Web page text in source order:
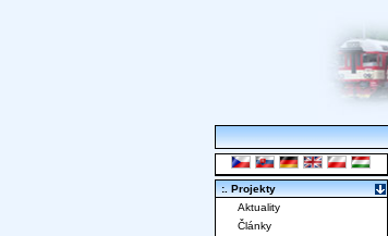
:. Projekty
Aktuality
Články